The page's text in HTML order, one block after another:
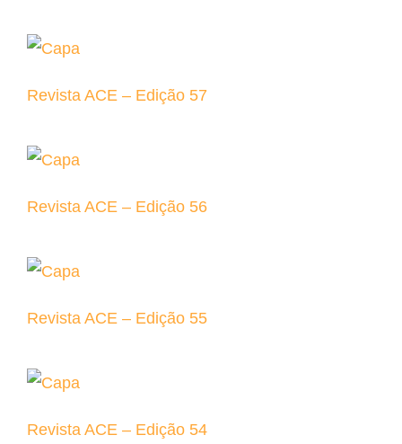
Revista ACE – Edição 57
Revista ACE – Edição 56
Revista ACE – Edição 55
Revista ACE – Edição 54